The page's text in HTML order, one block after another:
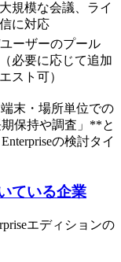
規模な会議、ライ
に対応
ーザーのプール
必要に応じて追加
スト可）
末・場所単位での
保持や調査」**と
の検討タイ
ている企業
エディションの